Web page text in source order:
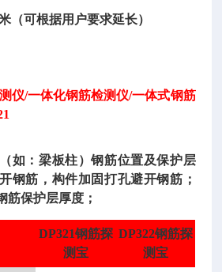
（可根据用户要求延长）
仪/一体化钢筋检测仪/一体式钢筋
如：梁板柱）钢筋位置及保护层
钢筋，构件加固打孔避开钢筋；
筋保护层厚度；
DP321钢筋探
测宝
DP322钢筋探
测宝